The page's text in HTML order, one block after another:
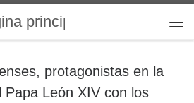
protagonistas en la
Papa León XIV con los